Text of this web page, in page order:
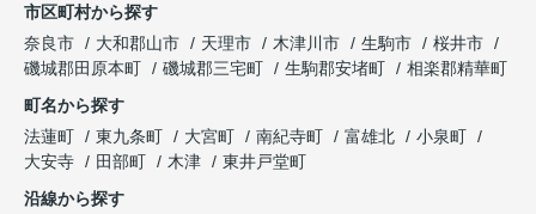
市区町村から探す
奈良市
大和郡山市 天理市 木津川市 生駒市
桜井市
磯城郡田原本町
磯城郡三宅町 生駒郡安堵町
相楽郡精華町
町名から探す
法蓮町
東九条町 大宮町 南紀寺町 富雄北
小泉町
大安寺
田部町 木津
東井戸堂町
沿線から探す